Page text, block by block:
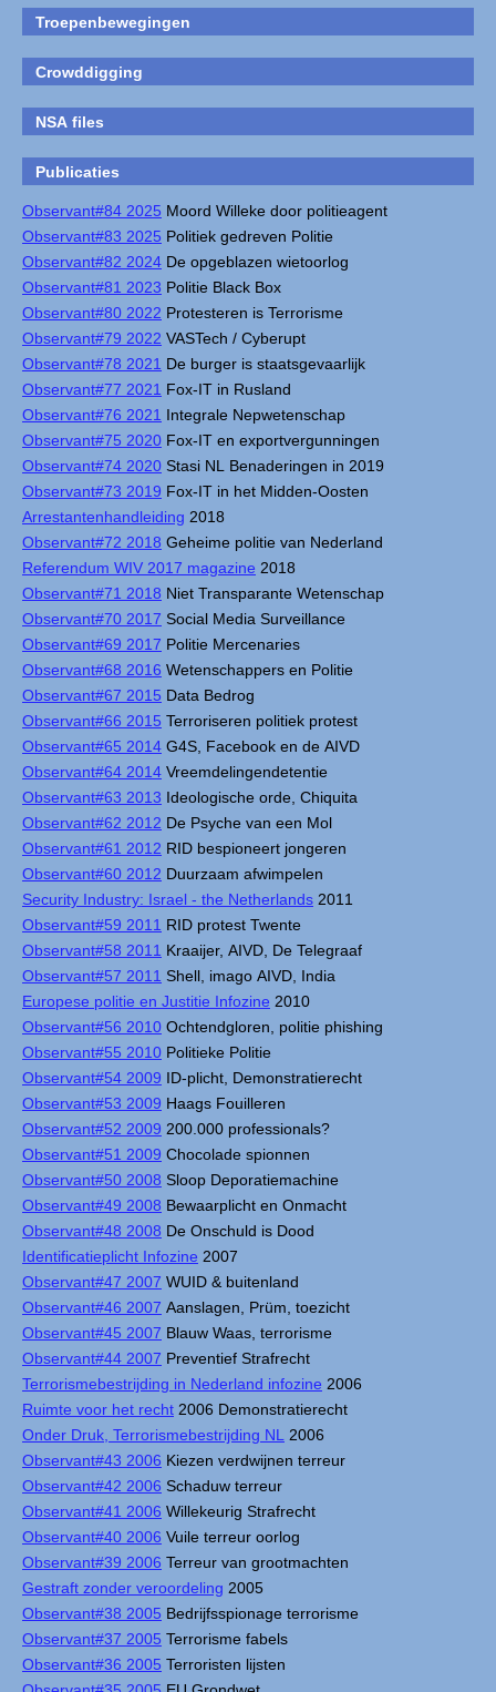
Troepenbewegingen
Crowddigging
NSA files
Publicaties
Observant#84 2025 Moord Willeke door politieagent
Observant#83 2025 Politiek gedreven Politie
Observant#82 2024 De opgeblazen wietoorlog
Observant#81 2023 Politie Black Box
Observant#80 2022 Protesteren is Terrorisme
Observant#79 2022 VASTech / Cyberupt
Observant#78 2021 De burger is staatsgevaarlijk
Observant#77 2021 Fox-IT in Rusland
Observant#76 2021 Integrale Nepwetenschap
Observant#75 2020 Fox-IT en exportvergunningen
Observant#74 2020 Stasi NL Benaderingen in 2019
Observant#73 2019 Fox-IT in het Midden-Oosten
Arrestantenhandleiding 2018
Observant#72 2018 Geheime politie van Nederland
Referendum WIV 2017 magazine 2018
Observant#71 2018 Niet Transparante Wetenschap
Observant#70 2017 Social Media Surveillance
Observant#69 2017 Politie Mercenaries
Observant#68 2016 Wetenschappers en Politie
Observant#67 2015 Data Bedrog
Observant#66 2015 Terroriseren politiek protest
Observant#65 2014 G4S, Facebook en de AIVD
Observant#64 2014 Vreemdelingendetentie
Observant#63 2013 Ideologische orde, Chiquita
Observant#62 2012 De Psyche van een Mol
Observant#61 2012 RID bespioneert jongeren
Observant#60 2012 Duurzaam afwimpelen
Security Industry: Israel - the Netherlands 2011
Observant#59 2011 RID protest Twente
Observant#58 2011 Kraaijer, AIVD, De Telegraaf
Observant#57 2011 Shell, imago AIVD, India
Europese politie en Justitie Infozine 2010
Observant#56 2010 Ochtendgloren, politie phishing
Observant#55 2010 Politieke Politie
Observant#54 2009 ID-plicht, Demonstratierecht
Observant#53 2009 Haags Fouilleren
Observant#52 2009 200.000 professionals?
Observant#51 2009 Chocolade spionnen
Observant#50 2008 Sloop Deporatiemachine
Observant#49 2008 Bewaarplicht en Onmacht
Observant#48 2008 De Onschuld is Dood
Identificatieplicht Infozine 2007
Observant#47 2007 WUID & buitenland
Observant#46 2007 Aanslagen, Prüm, toezicht
Observant#45 2007 Blauw Waas, terrorisme
Observant#44 2007 Preventief Strafrecht
Terrorismebestrijding in Nederland infozine 2006
Ruimte voor het recht 2006 Demonstratierecht
Onder Druk, Terrorismebestrijding NL
2006
Observant#43 2006 Kiezen verdwijnen terreur
Observant#42 2006 Schaduw terreur
Observant#41 2006 Willekeurig Strafrecht
Observant#40 2006 Vuile terreur oorlog
Observant#39 2006 Terreur van grootmachten
Gestraft zonder veroordeling 2005
Observant#38 2005 Bedrijfsspionage terrorisme
Observant#37 2005 Terrorisme fabels
Observant#36 2005 Terroristen lijsten